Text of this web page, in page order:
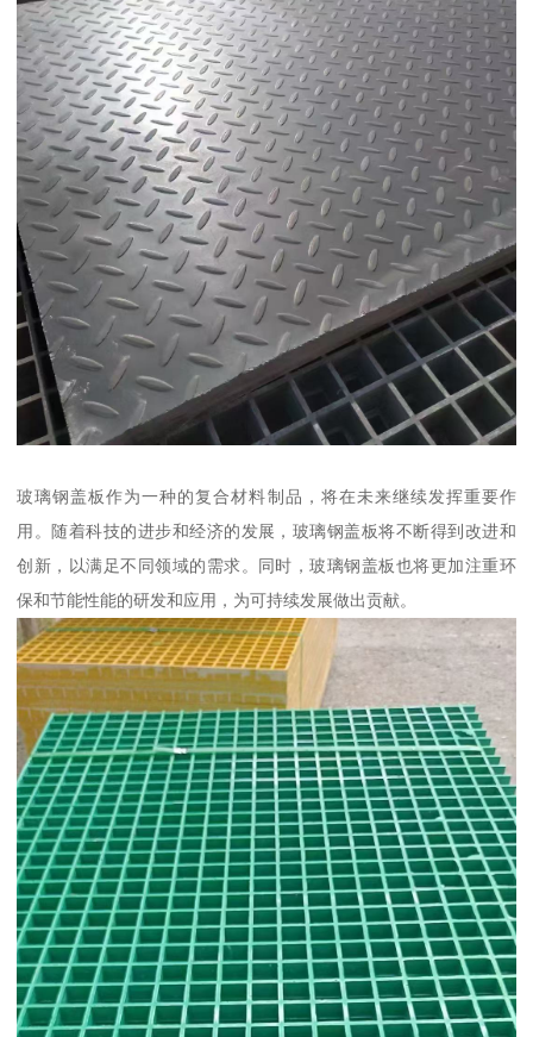
玻璃钢盖板作为一种的复合材料制品，将在未来继续发挥重要作
用。随着科技的进步和经济的发展，玻璃钢盖板将不断得到改进和
创新，以满足不同领域的需求。同时，玻璃钢盖板也将更加注重环
保和节能性能的研发和应用，为可持续发展做出贡献。